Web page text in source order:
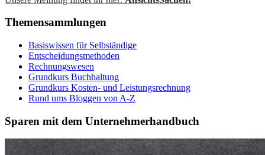
Themensammlungen
Basiswissen für Selbständige
Entscheidungsmethoden
Rechnungswesen
Grundkurs Buchhaltung
Grundkurs Kosten- und Leistungsrechnung
Rund ums Bloggen von A-Z
Sparen mit dem Unternehmerhandbuch